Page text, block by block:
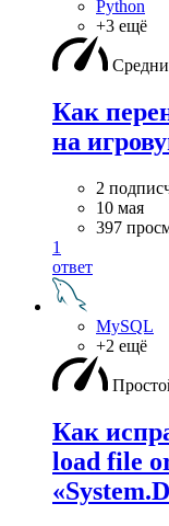
Python
+3 ещё
Как
на
2
10 мая
397
1
ответ
MySQL
+2 ещё
Как
load file